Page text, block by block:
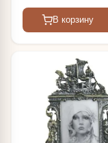
В корзину